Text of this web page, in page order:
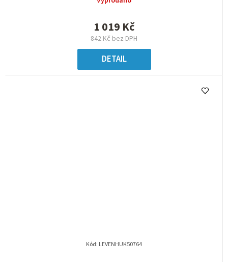
842 Kč bez DPH
1 019 Kč
DETAIL
Kód: LEVENHUK50764